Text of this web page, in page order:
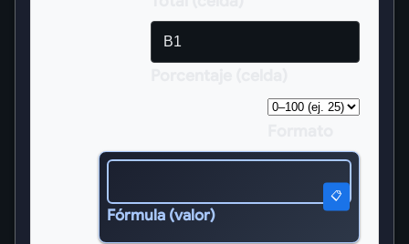
Fórmula (valor)
📋